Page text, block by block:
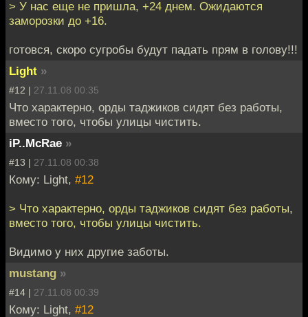
> У нас еще не пришла, +24 днем. Ожидаются
заморозки до +16.
готовся, скоро сугробы будут падать прям в голову!!!
Light »
#12 | 27.11.08 00:35
Что характерно, орды таджиков сидят без работы,
вместо того, чтобы улицы чистить.
iP..McRae »
#13 | 27.11.08 00:38
Кому: Light, #12
> Что характерно, орды таджиков сидят без работы,
вместо того, чтобы улицы чистить.
Видимо у них другие заботы.
mustang »
#14 | 27.11.08 00:39
Кому: Light, #12